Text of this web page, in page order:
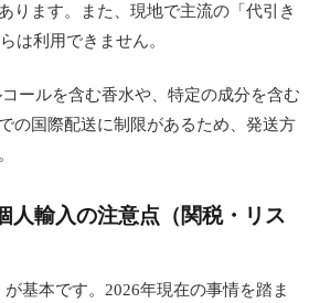
ります。また、現地で主流の「代引き
は利用できません。
ールを含む香水や、特定の成分を含む
の国際配送に制限があるため、発送方
人輸入の注意点（関税・リス
基本です。2026年現在の事情を踏ま